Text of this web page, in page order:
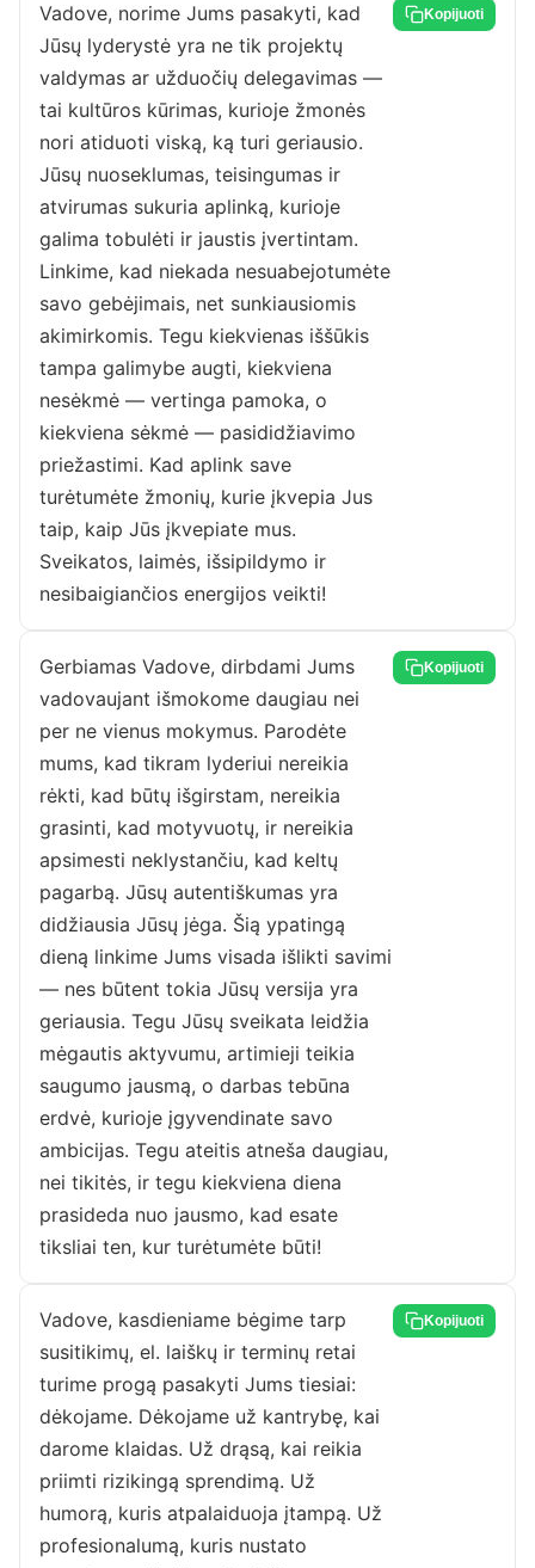
Vadove, norime Jums pasakyti, kad
Jūsų lyderystė yra ne tik projektų
valdymas ar užduočių delegavimas —
tai kultūros kūrimas, kurioje žmonės
nori atiduoti viską, ką turi geriausio.
Jūsų nuoseklumas, teisingumas ir
atvirumas sukuria aplinką, kurioje
galima tobulėti ir jaustis įvertintam.
Linkime, kad niekada nesuabejotumėte
savo gebėjimais, net sunkiausiomis
akimirkomis. Tegu kiekvienas iššūkis
tampa galimybe augti, kiekviena
nesėkmė — vertinga pamoka, o
kiekviena sėkmė — pasididžiavimo
priežastimi. Kad aplink save
turėtumėte žmonių, kurie įkvepia Jus
taip, kaip Jūs įkvepiate mus.
Sveikatos, laimės, išsipildymo ir
nesibaigiančios energijos veikti!
Kopijuoti
Gerbiamas Vadove, dirbdami Jums
vadovaujant išmokome daugiau nei
per ne vienus mokymus. Parodėte
mums, kad tikram lyderiui nereikia
rėkti, kad būtų išgirstam, nereikia
grasinti, kad motyvuotų, ir nereikia
apsimesti neklystančiu, kad keltų
pagarbą. Jūsų autentiškumas yra
didžiausia Jūsų jėga. Šią ypatingą
dieną linkime Jums visada išlikti savimi
— nes būtent tokia Jūsų versija yra
geriausia. Tegu Jūsų sveikata leidžia
mėgautis aktyvumu, artimieji teikia
saugumo jausmą, o darbas tebūna
erdvė, kurioje įgyvendinate savo
ambicijas. Tegu ateitis atneša daugiau,
nei tikitės, ir tegu kiekviena diena
prasideda nuo jausmo, kad esate
tiksliai ten, kur turėtumėte būti!
Kopijuoti
Vadove, kasdieniame bėgime tarp
susitikimų, el. laiškų ir terminų retai
turime progą pasakyti Jums tiesiai:
dėkojame. Dėkojame už kantrybę, kai
darome klaidas. Už drąsą, kai reikia
priimti rizikingą sprendimą. Už
humorą, kuris atpalaiduoja įtampą. Už
profesionalumą, kuris nustato
Kopijuoti